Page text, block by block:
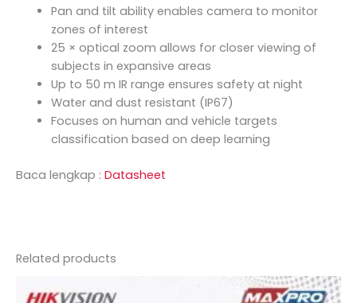
Pan and tilt ability enables camera to monitor
zones of interest
25 × optical zoom allows for closer viewing of
subjects in expansive areas
Up to 50 m IR range ensures safety at night
Water and dust resistant (IP67)
Focuses on human and vehicle targets
classification based on deep learning
Baca lengkap : Datasheet
Related products